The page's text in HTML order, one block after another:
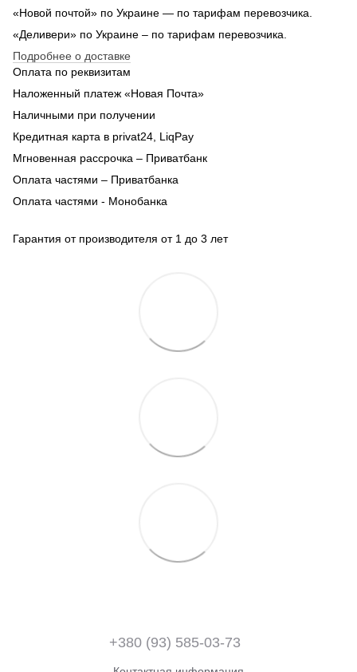
«Новой почтой» по Украине — по тарифам перевозчика.
«Деливери» по Украине – по тарифам перевозчика.
Подробнее о доставке
Оплата по реквизитам
Наложенный платеж «Новая Почта»
Наличными при получении
Кредитная карта в privat24, LiqPay
Мгновенная рассрочка – Приватбанк
Оплата частями – Приватбанка
Оплата частями - Монобанка
Гарантия от производителя от 1 до 3 лет
+380 (93) 585-03-73